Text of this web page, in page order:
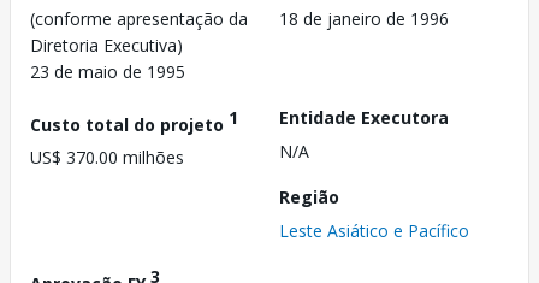
(conforme apresentação da
Diretoria Executiva)
23 de maio de 1995
18 de janeiro de 1996
Custo total do projeto 1
US$ 370.00 milhões
Entidade Executora
N/A
Região
Leste Asiático e Pacífico
3